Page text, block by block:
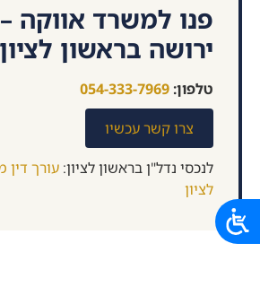
פנו למשרד אווקה –
ירושה בראשון לציון
טלפון: 054-333-7969
צרו קשר עכשיו
לנכסי נדל"ן בראשון לציון: עורך דין
לציון